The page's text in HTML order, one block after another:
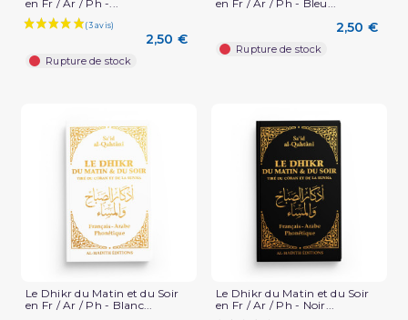
en Fr / Ar / Ph -...
2,50 €
Rupture de stock
en Fr / Ar / Ph - Bleu...
2,50 €
Rupture de stock
Le Dhikr du Matin et du Soir
en Fr / Ar / Ph - Blanc...
Le Dhikr du Matin et du Soir
en Fr / Ar / Ph - Noir...